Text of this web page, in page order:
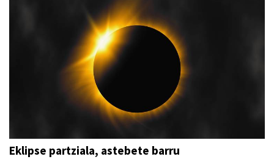
Eklipse partziala, astebete barru